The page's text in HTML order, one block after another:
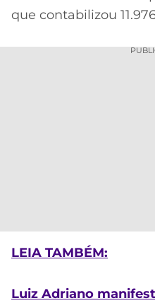
que contabilizou
LEIA TAMBÉM:
Luiz Adriano